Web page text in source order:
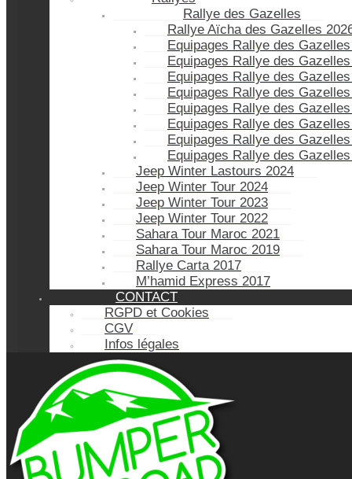
Rallye des Gazelles
Rallye Aïcha des Gazelles
Equipages Rallye des
Equipages Rallye des
Equipages Rallye des
Equipages Rallye des
Equipages Rallye des
Equipages Rallye des
Equipages Rallye des
Equipages Rallye des
Jeep Winter Lastours 2024
Jeep Winter Tour 2024
Jeep Winter Tour 2023
Jeep Winter Tour 2022
Sahara Tour Maroc 2021
Sahara Tour Maroc 2019
Rallye Carta 2017
M’hamid Express 2017
CONTACT
RGPD et Cookies
CGV
Infos légales